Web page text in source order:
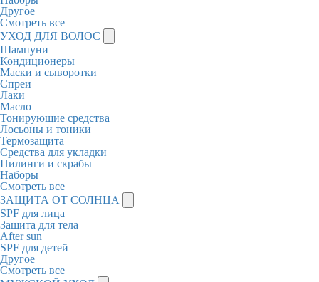
Другое
Смотреть все
УХОД ДЛЯ ВОЛОС
Шампуни
Кондиционеры
Маски и сыворотки
Спреи
Лаки
Масло
Тонирующие средства
Лосьоны и тоники
Термозащита
Средства для укладки
Пилинги и скрабы
Наборы
Смотреть все
ЗАЩИТА ОТ СОЛНЦА
SPF для лица
Защита для тела
After sun
SPF для детей
Другое
Смотреть все